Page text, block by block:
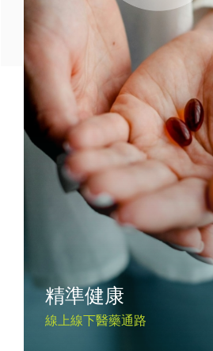
精準健康
線上線下醫藥通路